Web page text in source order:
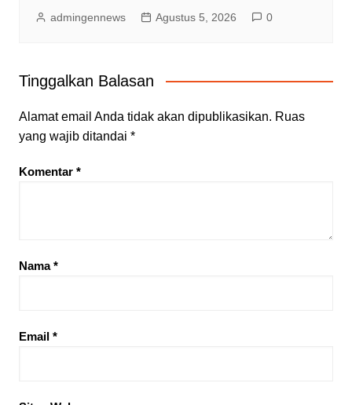
admingennews Agustus 5, 2026 0
Tinggalkan Balasan
Alamat email Anda tidak akan dipublikasikan. Ruas
yang wajib ditandai *
Komentar *
Nama*
Email *